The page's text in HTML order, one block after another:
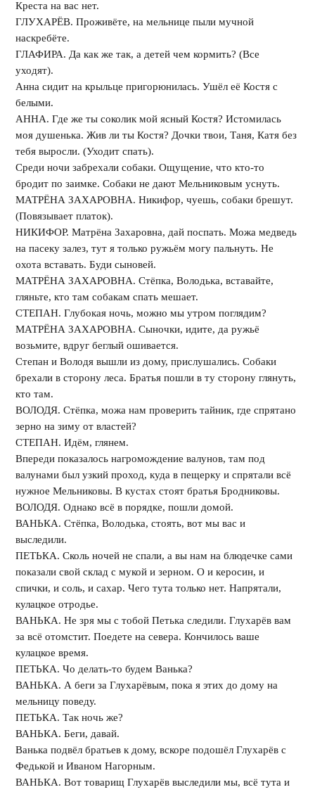
Креста на вас нет.
ГЛУХАРЁВ. Проживёте, на мельнице пыли мучной
наскребёте.
ГЛАФИРА. Да как же так, а детей чем кормить? (Все
уходят).
Анна сидит на крыльце пригорюнилась. Ушёл её Костя с
белыми.
АННА. Где же ты соколик мой ясный Костя? Истомилась
моя душенька. Жив ли ты Костя? Дочки твои, Таня, Катя без
тебя выросли. (Уходит спать).
Среди ночи забрехали собаки. Ощущение, что кто-то
бродит по заимке. Собаки не дают Мельниковым уснуть.
МАТРЁНА ЗАХАРОВНА. Никифор, чуешь, собаки брешут.
(Повязывает платок).
НИКИФОР. Матрёна Захаровна, дай поспать. Можа медведь
на пасеку залез, тут я только ружьём могу пальнуть. Не
охота вставать. Буди сыновей.
МАТРЁНА ЗАХАРОВНА. Стёпка, Володька, вставайте,
гляньте, кто там собакам спать мешает.
СТЕПАН. Глубокая ночь, можно мы утром поглядим?
МАТРЁНА ЗАХАРОВНА. Сыночки, идите, да ружьё
возьмите, вдруг беглый ошивается.
Степан и Володя вышли из дому, прислушались. Собаки
брехали в сторону леса. Братья пошли в ту сторону глянуть,
кто там.
ВОЛОДЯ. Стёпка, можа нам проверить тайник, где спрятано
зерно на зиму от властей?
СТЕПАН. Идём, глянем.
Впереди показалось нагромождение валунов, там под
валунами был узкий проход, куда в пещерку и спрятали всё
нужное Мельниковы. В кустах стоят братья Бродниковы.
ВОЛОДЯ. Однако всё в порядке, пошли домой.
ВАНЬКА. Стёпка, Володька, стоять, вот мы вас и
выследили.
ПЕТЬКА. Сколь ночей не спали, а вы нам на блюдечке сами
показали свой склад с мукой и зерном. О и керосин, и
спички, и соль, и сахар. Чего тута только нет. Напрятали,
кулацкое отродье.
ВАНЬКА. Не зря мы с тобой Петька следили. Глухарёв вам
за всё отомстит. Поедете на севера. Кончилось ваше
кулацкое время.
ПЕТЬКА. Чо делать-то будем Ванька?
ВАНЬКА. А беги за Глухарёвым, пока я этих до дому на
мельницу поведу.
ПЕТЬКА. Так ночь же?
ВАНЬКА. Беги, давай.
Ванька подвёл братьев к дому, вскоре подошёл Глухарёв с
Федькой и Иваном Нагорным.
ВАНЬКА. Вот товарищ Глухарёв выследили мы, всё тута и